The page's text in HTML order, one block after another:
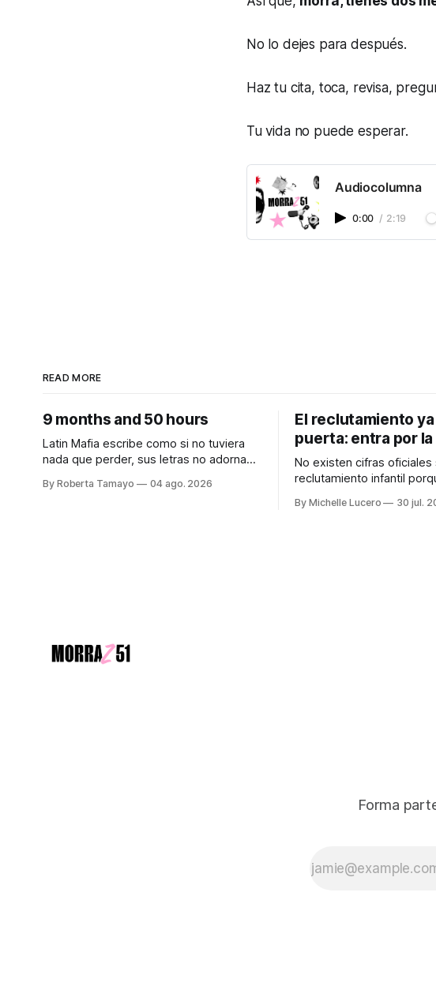
No lo dejes para después.
Haz tu cita, toca, revisa,
Tu vida no puede esperar.
Audiocolumna
0:00 / 2:19
READ MORE
9 months and 50 hours
Latin Mafia escribe como si no tuviera
nada que perder, sus letras no adornan
sienta bonito, nos lo dicen crudo,
By Roberta Tamayo 04 ago. 2026
El reclutamiento
puerta: entra por
No existen cifras oficiales
reclutamiento infantil
autónoma. Audiocolumna0:00/213.361×
By Michelle Lucero 30 jul.
Forma